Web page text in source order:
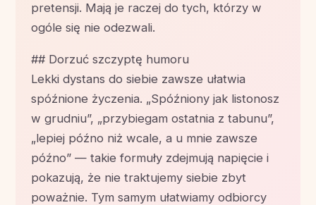
pretensji. Mają je raczej do tych, którzy w
ogóle się nie odezwali.
## Dorzuć szczyptę humoru
Lekki dystans do siebie zawsze ułatwia
spóźnione życzenia. „Spóźniony jak listonosz
w grudniu”, „przybiegam ostatnia z tabunu”,
„lepiej późno niż wcale, a u mnie zawsze
późno” — takie formuły zdejmują napięcie i
pokazują, że nie traktujemy siebie zbyt
poważnie. Tym samym ułatwiamy odbiorcy